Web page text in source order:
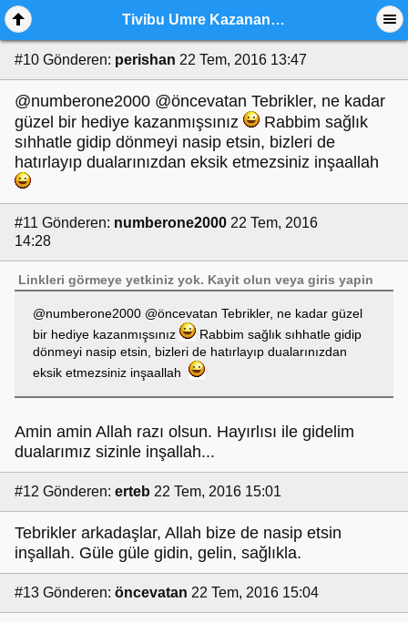
Tivibu Umre Kazananlar...
#10 Gönderen: perishan 22 Tem, 2016 13:47
@numberone2000 @öncevatan Tebrikler, ne kadar
güzel bir hediye kazanmışsınız
Rabbim sağlık
sıhhatle gidip dönmeyi nasip etsin, bizleri de
hatırlayıp dualarınızdan eksik etmezsiniz inşaallah
#11 Gönderen: numberone2000 22 Tem, 2016
14:28
Linkleri görmeye yetkiniz yok. Kayit olun veyagiris yapin
@numberone2000 @öncevatan Tebrikler, ne kadar güzel
bir hediye kazanmışsınız
Rabbim sağlık sıhhatle gidip
dönmeyi nasip etsin, bizleri de hatırlayıp dualarınızdan
eksik etmezsiniz inşaallah
Amin amin Allah razı olsun. Hayırlısı ile gidelim
dualarımız sizinle inşallah...
#12 Gönderen: erteb 22 Tem, 2016 15:01
Tebrikler arkadaşlar, Allah bize de nasip etsin
inşallah. Güle güle gidin, gelin, sağlıkla.
#13 Gönderen: öncevatan 22 Tem, 2016 15:04